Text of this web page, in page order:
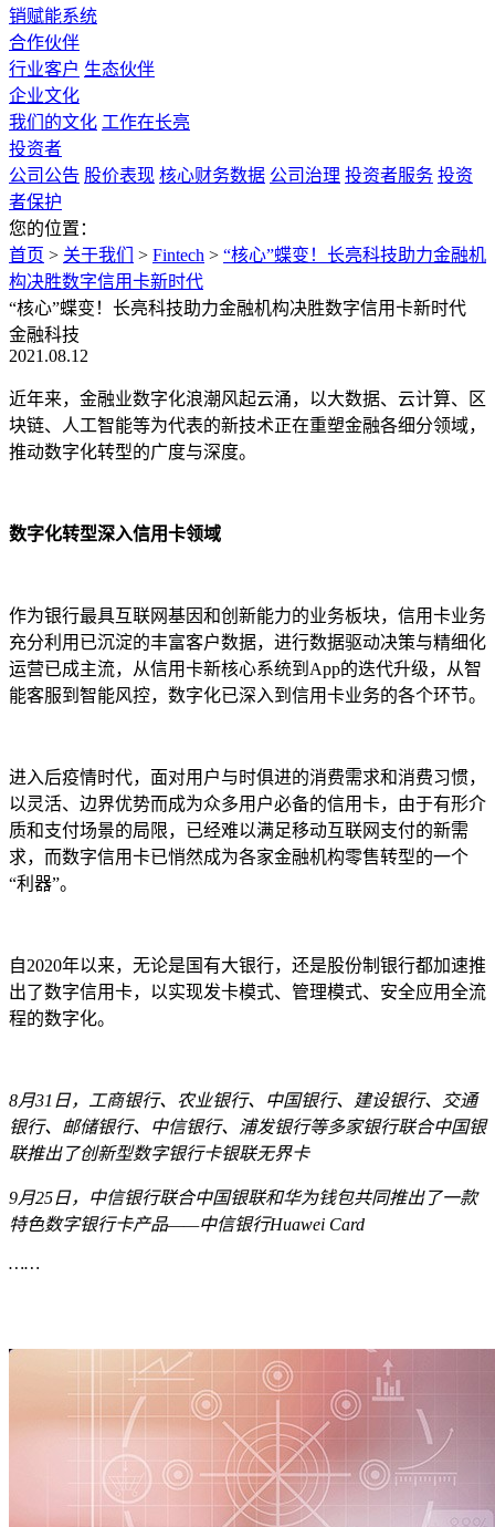
销赋能系统
合作伙伴
行业客户 生态伙伴
企业文化
我们的文化 工作在长亮
投资者
公司公告 股价表现 核心财务数据 公司治理 投资者服务 投资
者保护
您的位置：
首页 > 关于我们 > Fintech > “核心”蝶变！长亮科技助力金融机
构决胜数字信用卡新时代
“核心”蝶变！长亮科技助力金融机构决胜数字信用卡新时代
金融科技
2021.08.12
近年来，金融业数字化浪潮风起云涌，以大数据、云计算、区
块链、人工智能等为代表的新技术正在重塑金融各细分领域，
推动数字化转型的广度与深度。
数字化转型深入信用卡领域
作为银行最具互联网基因和创新能力的业务板块，信用卡业务
充分利用已沉淀的丰富客户数据，进行数据驱动决策与精细化
运营已成主流，从信用卡新核心系统到App的迭代升级，从智
能客服到智能风控，数字化已深入到信用卡业务的各个环节。
进入后疫情时代，面对用户与时俱进的消费需求和消费习惯，
以灵活、边界优势而成为众多用户必备的信用卡，由于有形介
质和支付场景的局限，已经难以满足移动互联网支付的新需
求，而数字信用卡已悄然成为各家金融机构零售转型的一个
“利器”。
自2020年以来，无论是国有大银行，还是股份制银行都加速推
出了数字信用卡，以实现发卡模式、管理模式、安全应用全流
程的数字化。
8月31日，工商银行、农业银行、中国银行、建设银行、交通
银行、邮储银行、中信银行、浦发银行等多家银行联合中国银
联推出了创新型数字银行卡银联无界卡
9月25日，中信银行联合中国银联和华为钱包共同推出了一款
特色数字银行卡产品——中信银行Huawei Card
……